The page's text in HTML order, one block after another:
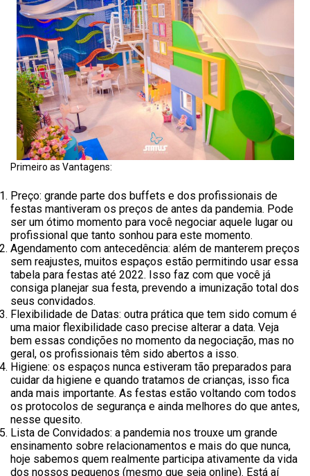
Primeiro as Vantagens:
Preço: grande parte dos buffets e dos profissionais de
festas mantiveram os preços de antes da pandemia. Pode
ser um ótimo momento para você negociar aquele lugar ou
profissional que tanto sonhou para este momento.
Agendamento com antecedência: além de manterem preços
sem reajustes, muitos espaços estão permitindo usar essa
tabela para festas até 2022. Isso faz com que você já
consiga planejar sua festa, prevendo a imunização total dos
seus convidados.
Flexibilidade de Datas: outra prática que tem sido comum é
uma maior flexibilidade caso precise alterar a data. Veja
bem essas condições no momento da negociação, mas no
geral, os profissionais têm sido abertos a isso.
Higiene: os espaços nunca estiveram tão preparados para
cuidar da higiene e quando tratamos de crianças, isso fica
anda mais importante. As festas estão voltando com todos
os protocolos de segurança e ainda melhores do que antes,
nesse quesito.
Lista de Convidados: a pandemia nos trouxe um grande
ensinamento sobre relacionamentos e mais do que nunca,
hoje sabemos quem realmente participa ativamente da vida
dos nossos pequenos (mesmo que seja online). Está aí